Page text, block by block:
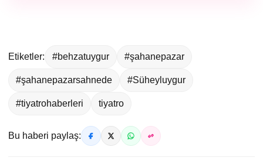
Etiketler: #behzatuygur #şahanepazar
#şahanepazarsahnede #Süheyluygur
#tiyatrohaberleri tiyatro
Bu haberi paylaş: